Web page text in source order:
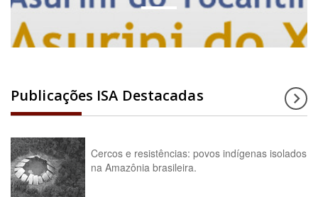
Publicações ISA Destacadas
Cercos e resistências: povos indígenas isolados
na Amazônia brasileira.